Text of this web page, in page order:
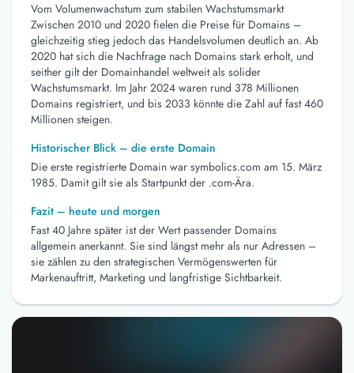
Vom Volumenwachstum zum stabilen Wachstumsmarkt
Zwischen 2010 und 2020 fielen die Preise für Domains –
gleichzeitig stieg jedoch das Handelsvolumen deutlich an. Ab
2020 hat sich die Nachfrage nach Domains stark erholt, und
seither gilt der Domainhandel weltweit als solider
Wachstumsmarkt. Im Jahr 2024 waren rund 378 Millionen
Domains registriert, und bis 2033 könnte die Zahl auf fast 460
Millionen steigen.
Historischer Blick – die erste Domain
Die erste registrierte Domain war symbolics.com am 15. März
1985. Damit gilt sie als Startpunkt der .com-Ära.
Fazit – heute und morgen
Fast 40 Jahre später ist der Wert passender Domains
allgemein anerkannt. Sie sind längst mehr als nur Adressen –
sie zählen zu den strategischen Vermögenswerten für
Markenauftritt, Marketing und langfristige Sichtbarkeit.